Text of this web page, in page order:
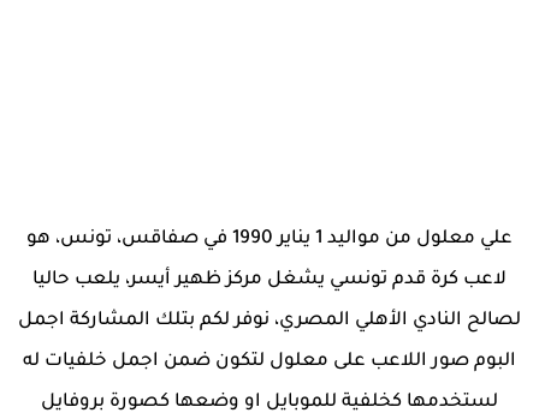
علي معلول من مواليد 1 يناير 1990 في صفاقس، تونس، هو
لاعب كرة قدم تونسي يشغل مركز ظهير أيسر، يلعب حاليا
لصالح النادي الأهلي المصري، نوفر لكم بتلك المشاركة اجمل
البوم صور اللاعب على معلول لتكون ضمن اجمل خلفيات له
لستخدمها كخلفية للموبايل او وضعها كصورة بروفايل